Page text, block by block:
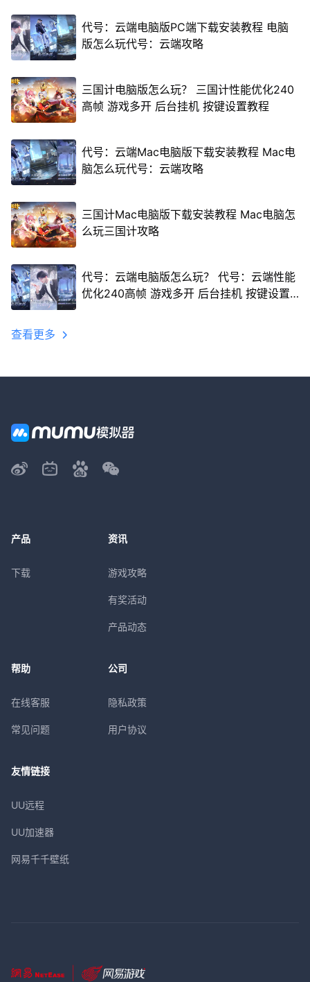
代号：云端电脑版PC端下载安装教程 电脑
版怎么玩代号：云端攻略
三国计电脑版怎么玩？ 三国计性能优化240
高帧 游戏多开 后台挂机 按键设置教程
代号：云端Mac电脑版下载安装教程 Mac电
脑怎么玩代号：云端攻略
三国计Mac电脑版下载安装教程 Mac电脑怎
么玩三国计攻略
代号：云端电脑版怎么玩？ 代号：云端性能
优化240高帧 游戏多开 后台挂机 按键设置
查看更多
产品
下载
资讯
游戏攻略
有奖活动
产品动态
帮助
在线客服
常见问题
公司
隐私政策
用户协议
友情链接
UU远程
UU加速器
网易千千壁纸